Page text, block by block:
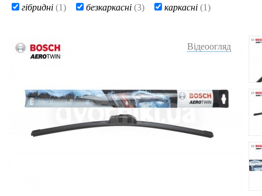
гібридні (1) безкаркасні (3) каркасні (1)
Відеоогляд